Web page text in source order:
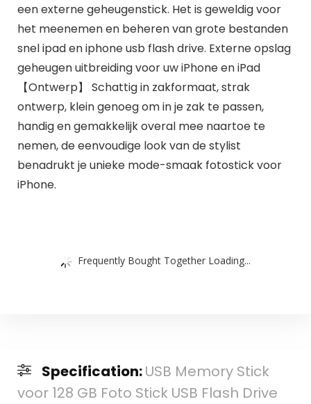
een externe geheugenstick. Het is geweldig voor
het meenemen en beheren van grote bestanden
snel ipad en iphone usb flash drive. Externe opslag
geheugen uitbreiding voor uw iPhone en iPad
【Ontwerp】 Schattig in zakformaat, strak
ontwerp, klein genoeg om in je zak te passen,
handig en gemakkelijk overal mee naartoe te
nemen, de eenvoudige look van de stylist
benadrukt je unieke mode-smaak fotostick voor
iPhone.
Frequently Bought Together Loading...
Specification:USB Memory Stick
voor 128 GB Foto Stick USB Flash Drive